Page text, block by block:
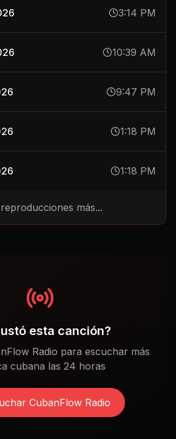
3:14 PM
10:39 AM
9:47 PM
1:18 PM
1:18 PM
reproducciones más...
esta canción?
Radio para escuchar más
cubana las 24 horas
CubanFlow Radio